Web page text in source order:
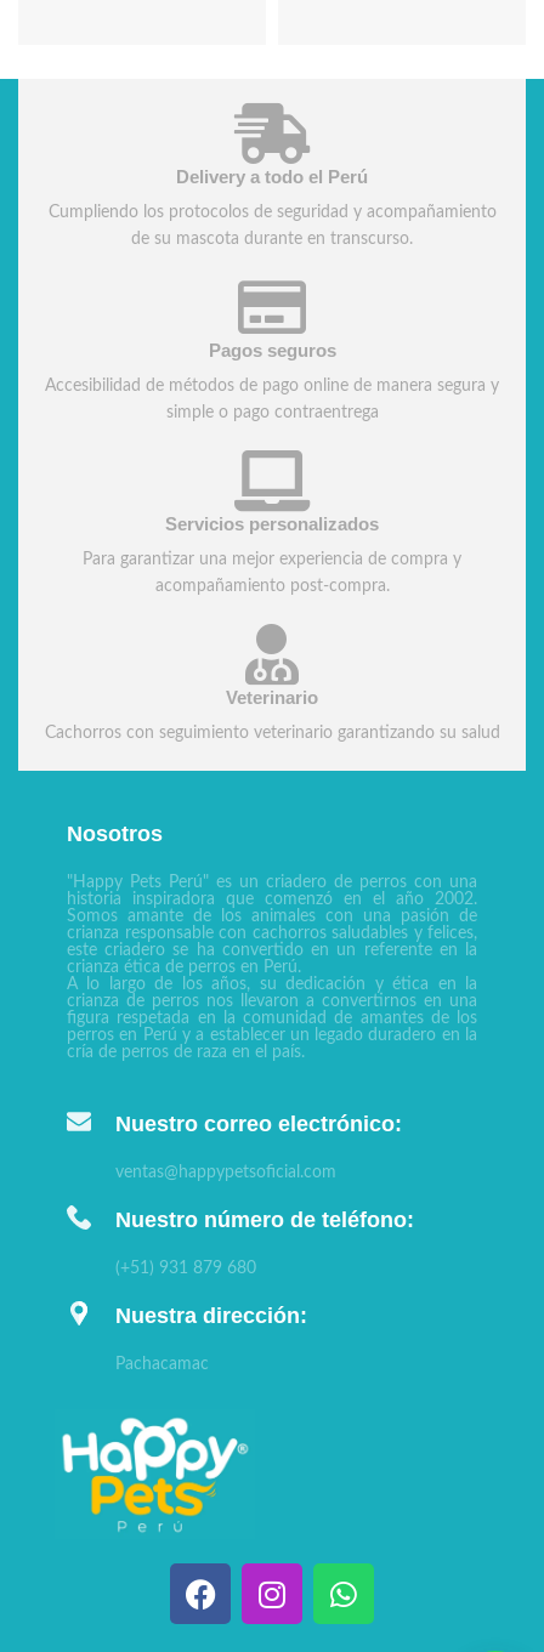
Delivery a todo el Perú
Cumpliendo los protocolos de seguridad y acompañamiento
de su mascota durante en transcurso.
Pagos seguros
Accesibilidad de métodos de pago online de manera segura y
simple o pago contraentrega
Servicios personalizados
Para garantizar una mejor experiencia de compra y
acompañamiento post-compra.
Veterinario
Cachorros con seguimiento veterinario garantizando su salud
Nosotros
"Happy Pets Perú" es un criadero de perros con una
historia inspiradora que comenzó en el año 2002.
Somos amante de los animales con una pasión de
crianza responsable con cachorros saludables y felices,
este criadero se ha convertido en un referente en la
crianza ética de perros en Perú.
A lo largo de los años, su dedicación y ética en la
crianza de perros nos llevaron a convertirnos en una
figura respetada en la comunidad de amantes de los
perros en Perú y a establecer un legado duradero en la
cría de perros de raza en el país.
Nuestro correo electrónico:
ventas@happypetsoficial.com
Nuestro número de teléfono:
(+51) 931 879 680
Nuestra dirección:
Pachacamac